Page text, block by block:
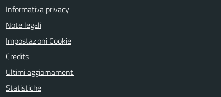
Informativa privacy
Note legali
Impostazioni Cookie
Credits
Ultimi aggiornamenti
Statistiche